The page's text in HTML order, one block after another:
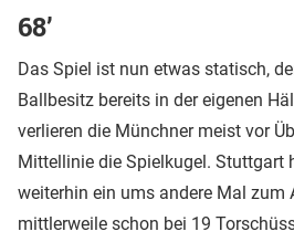
68’
Das Spiel ist nun etwas statisch,
Ballbesitz bereits in der eigenen
verlieren die Münchner meist vor
Mittellinie die Spielkugel. Stuttgart
weiterhin ein ums andere Mal zum
mittlerweile schon bei 19